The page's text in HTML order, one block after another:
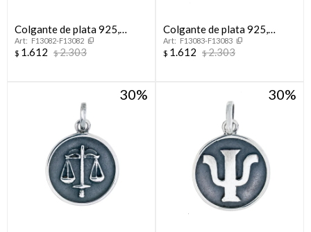
Colgante de plata 925,
AUXILIAR DE
ENFERMERÍA.
F13082-F13082
$ 1.612 $2.303
Colgante de plata 925,
AUXILIAR DE SERVICIO.
F13083-F13083
$ 1.612 $2.303
30 30